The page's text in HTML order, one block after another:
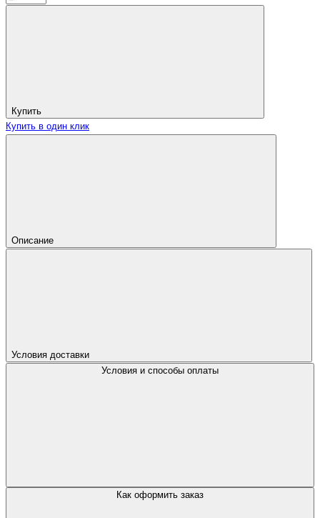
Купить
Купить в один клик
Описание
Условия доставки
Условия и способы оплаты
Как оформить заказ